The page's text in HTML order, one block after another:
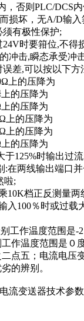
，否则PLC/DCS
损坏，无A/D输
有极性保护;
时要箝位,不
冲击,瞬态承受冲
差,可以按以下
上的压降为
的压降为
的压降为
上的压降为
上的压降为
的压降为
125%时输出过
:在两线输出端口
啦;
10K档正反测量
入100％时或过
工作温度范围是
作温度范围是０
点五；电流电
的辨别。
流变送器技术参